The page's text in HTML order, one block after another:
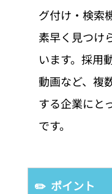
グ付け・検索
素早く見つけ
います。採用
動画など、複
する企業にと
です。
✏️  ポイント